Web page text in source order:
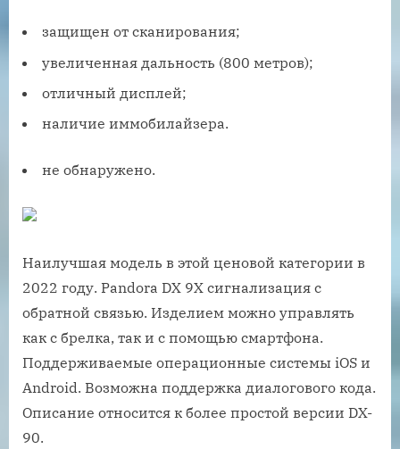
защищен от сканирования;
увеличенная дальность (800 метров);
отличный дисплей;
наличие иммобилайзера.
не обнаружено.
Наилучшая модель в этой ценовой категории в
2022 году. Pandora DX 9X сигнализация с
обратной связью. Изделием можно управлять
как с брелка, так и с помощью смартфона.
Поддерживаемые операционные системы iOS и
Android. Возможна поддержка диалогового кода.
Описание относится к более простой версии DX-
90.